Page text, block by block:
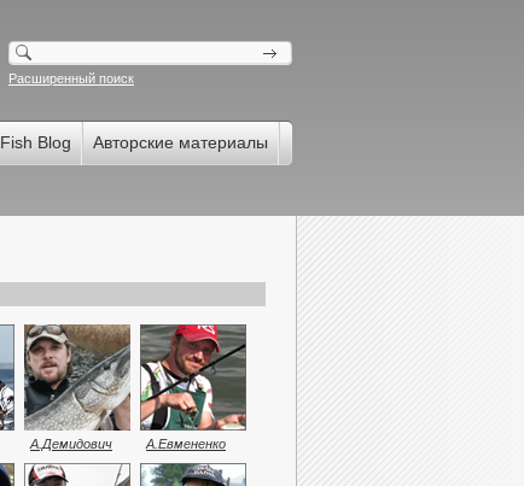
Расширенный поиск
Fish Blog Авторские материалы
А.Демидович А.Евмененко